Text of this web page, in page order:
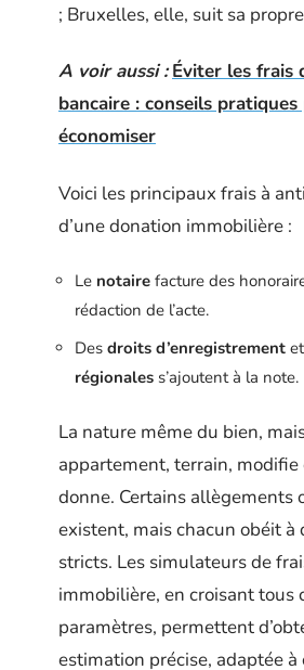
; Bruxelles, elle, suit sa
A voir aussi : Éviter les frais
bancaire : conseils
économiser
Voici les principaux frais à
d’une donation immobilière :
Le notaire facture des
rédaction de l’acte.
Des droits d’enregistrement
régionales s’ajoutent à la note.
La nature même du bien,
appartement, terrain, modifie
donne. Certains allègements
existent, mais chacun obéit à
stricts. Les simulateurs de
immobilière, en croisant tous
paramètres, permettent
estimation précise, adaptée